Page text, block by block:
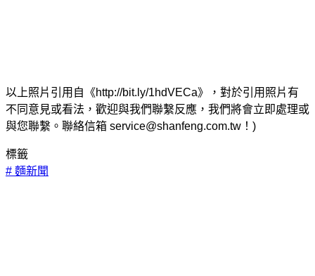
以上照片引用自《http://bit.ly/1hdVECa》，對於引用照片有
不同意見或看法，歡迎與我們聯繫反應，我們將會立即處理或
與您聯繫。聯絡信箱 service@shanfeng.com.tw！)
標籤
# 麵新聞